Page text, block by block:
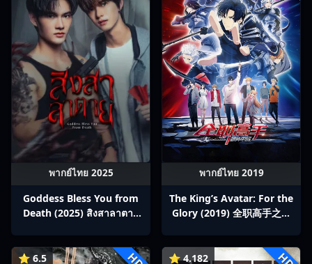
พากย์ไทย 2025
Goddess Bless You from
Death (2025) สิงสาลาตาย
พากย์ไทย 2019
The King’s Avatar: For the
Glory (2019) 全职高手之巅
⭐ 6.5 ⭐ 4.182